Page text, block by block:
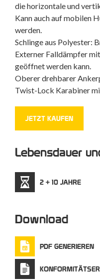
die horizontale und
Kann auch auf mobilen
werden.
Schlinge aus Polyester:
Externer Falldämpfer
geöffnet werden kann.
Oberer drehbarer
Twist-Lock Karabiner
JETZT KAUFEN
Lebensdauer
2 + 10 JAHRE
Download
PDF GENERIEREN